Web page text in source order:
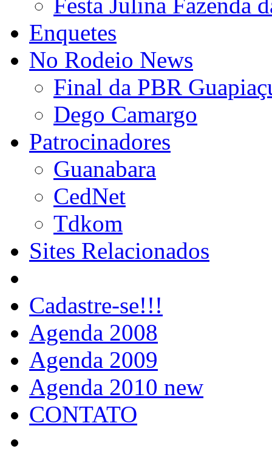
Enquetes
No Rodeio News
Final da PBR
Dego Camargo
Patrocinadores
Guanabara
CedNet
Tdkom
Sites Relacionados
Cadastre-se!!!
Agenda 2008
Agenda 2009
Agenda 2010 new
CONTATO